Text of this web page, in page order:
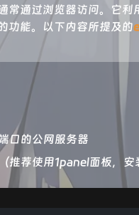
常通过浏览器访问。它
功能。以下内容所提及的
口的公网服务器
推荐使用1panel面板，安